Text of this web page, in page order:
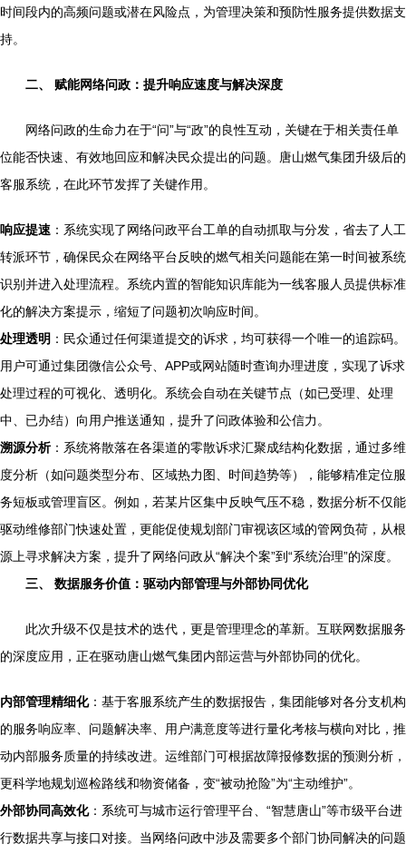
时间段内的高频问题或潜在风险点，为管理决策和预防性服务提供数据支
持。
二、 赋能网络问政：提升响应速度与解决深度
网络问政的生命力在于“问”与“政”的良性互动，关键在于相关责任单
位能否快速、有效地回应和解决民众提出的问题。唐山燃气集团升级后的
客服系统，在此环节发挥了关键作用。
响应提速 ：系统实现了网络问政平台工单的自动抓取与分发，省去了人工
转派环节，确保民众在网络平台反映的燃气相关问题能在第一时间被系统
识别并进入处理流程。系统内置的智能知识库能为一线客服人员提供标准
化的解决方案提示，缩短了问题初次响应时间。
处理透明 ：民众通过任何渠道提交的诉求，均可获得一个唯一的追踪码。
用户可通过集团微信公众号、APP或网站随时查询办理进度，实现了诉求
处理过程的可视化、透明化。系统会自动在关键节点（如已受理、处理
中、已办结）向用户推送通知，提升了问政体验和公信力。
溯源分析：系统将散落在各渠道的零散诉求汇聚成结构化数据，通过多维
度分析（如问题类型分布、区域热力图、时间趋势等），能够精准定位服
务短板或管理盲区。例如，若某片区集中反映气压不稳，数据分析不仅能
驱动维修部门快速处置，更能促使规划部门审视该区域的管网负荷，从根
源上寻求解决方案，提升了网络问政从“解决个案”到“系统治理”的深度。
三、 数据服务价值：驱动内部管理与外部协同优化
此次升级不仅是技术的迭代，更是管理理念的革新。互联网数据服务
的深度应用，正在驱动唐山燃气集团内部运营与外部协同的优化。
内部管理精细化：基于客服系统产生的数据报告，集团能够对各分支机构
的服务响应率、问题解决率、用户满意度等进行量化考核与横向对比，推
动内部服务质量的持续改进。运维部门可根据故障报修数据的预测分析，
更科学地规划巡检路线和物资储备，变“被动抢险”为“主动维护”。
外部协同高效化：系统可与城市运行管理平台、“智慧唐山”等市级平台进
行数据共享与接口对接。当网络问政中涉及需要多个部门协同解决的问题